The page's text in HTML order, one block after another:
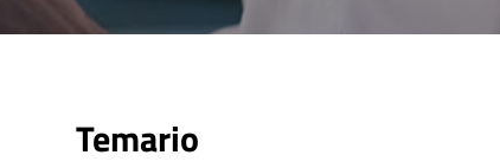
Temario